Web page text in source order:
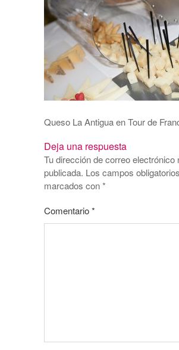
Queso La Antigua en Tour de
Deja una respuesta
Tu dirección de correo electrónico
publicada. Los campos
marcados con*
Comentario*